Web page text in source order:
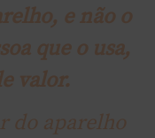
e não o
que o usa,
valor.
do aparelho